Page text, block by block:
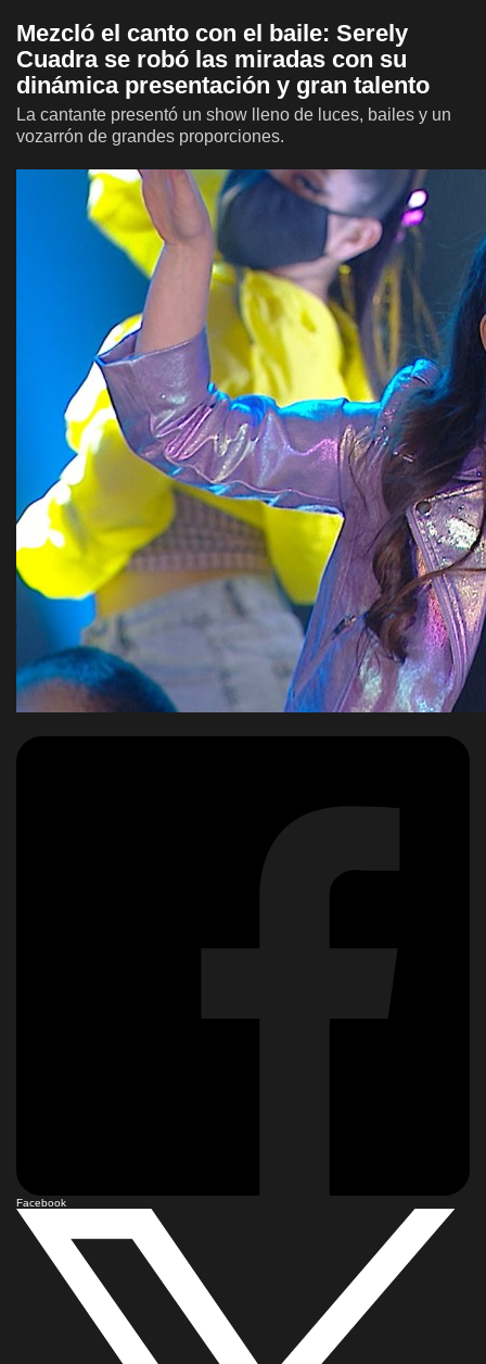
Mezcló el canto con el baile: Serely
Cuadra se robó las miradas con su
dinámica presentación y gran talento
La cantante presentó un show lleno de luces, bailes y un
vozarrón de grandes proporciones.
Facebook